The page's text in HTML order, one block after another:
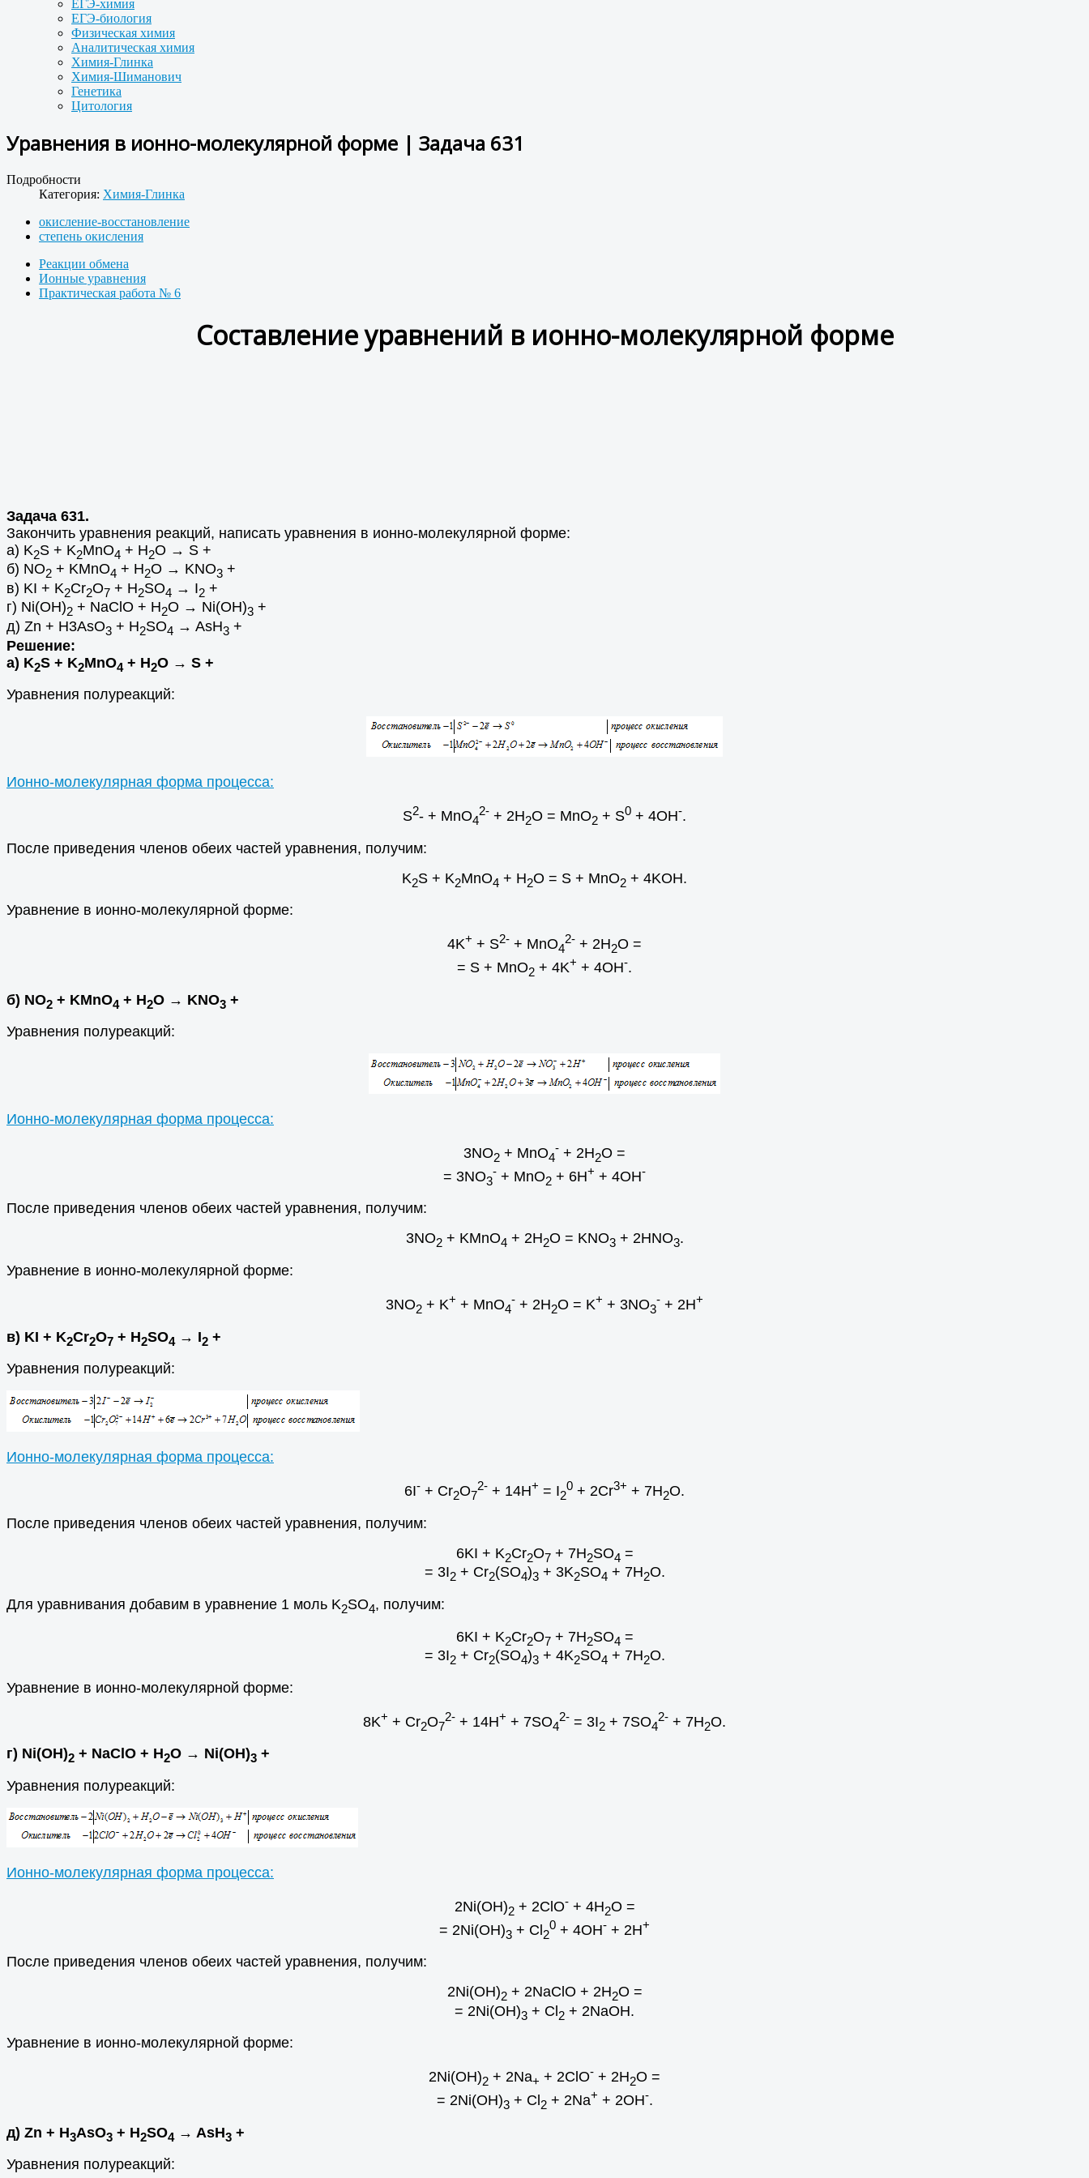
ЕГЭ-химия
ЕГЭ-биология
Физическая химия
Аналитическая химия
Химия-Глинка
Химия-Шиманович
Генетика
Цитология
Уравнения в ионно-молекулярной форме | Задача 631
Подробности
Категория: Химия-Глинка
окисление-восстановление
степень окисления
Реакции обмена
Ионные уравнения
Практическая работа № 6
Составление уравнений в ионно-молекулярной форме
Задача 631.
Закончить уравнения реакций, написать уравнения в ионно-молекулярной форме:
а) K2S + K2MnO4 + H2O → S +
б) NO2 + KMnO4 + H2O → KNO3 +
в) KI + K2Cr2O7 + H2SO4 → I2 +
г) Ni(OH)2 + NaClO + H2O → Ni(OH)3 +
д) Zn + H3AsO3 + H2SO4 → AsH3 +
Решение:
а) K2S + K2MnO4 + H2O → S +
Уравнения полуреакций:
Ионно-молекулярная форма процесса:
S2- + MnO4
2- + 2H2O = MnO2 + S0 + 4OH-.
После приведения членов обеих частей уравнения, получим:
K2S + K2MnO4 + H2O = S + MnO2 + 4KOH.
Уравнение в ионно-молекулярной форме:
4K+ + S2- + MnO4
2- + 2H2O =
= S + MnO2 + 4K+ + 4OH-.
б) NO2 + KMnO4 + H2O → KNO3 +
Уравнения полуреакций:
Ионно-молекулярная форма процесса:
3NO2 + MnO4
- + 2H2O =
= 3NO3
- + MnO2 + 6H+ + 4OH-
После приведения членов обеих частей уравнения, получим:
3NO2+ KMnO4 + 2H2O = KNO3+ 2HNO3.
Уравнение в ионно-молекулярной форме:
3NO2 + K+ + MnO4
- + 2H2O = K+ + 3NO3
- + 2H+
в) KI + K2Cr2O7 + H2SO4 → I2 +
Уравнения полуреакций:
Ионно-молекулярная форма процесса:
6I- + Cr2O7
2- + 14H+ = I2
0 + 2Cr3+ + 7H2O.
После приведения членов обеих частей уравнения, получим:
6KI + K2Cr2O7+ 7H2SO4 =
= 3I2+ Cr2(SO4)3+ 3K2SO4 + 7H2O.
Для уравнивания добавим в уравнение 1 моль K2SO4, получим:
6KI + K2Cr2O7+ 7H2SO4 =
= 3I2+ Cr2(SO4)3+ 4K2SO4 + 7H2O.
Уравнение в ионно-молекулярной форме:
8K+ + Cr2O7
2- + 14H+ + 7SO4
2- = 3I2 + 7SO4
2- + 7H2O.
г) Ni(OH)2 + NaClO + H2O → Ni(OH)3 +
Уравнения полуреакций:
Ионно-молекулярная форма процесса:
2Ni(OH)2+ 2ClO-+ 4H2O =
= 2Ni(OH)3 + Cl2
0 + 4OH- + 2H+
После приведения членов обеих частей уравнения, получим:
2Ni(OH)2+ 2NaClO + 2H2O =
= 2Ni(OH)3 + Cl2 + 2NaOH.
Уравнение в ионно-молекулярной форме:
2Ni(OH)2 + 2Na+ + 2ClO- + 2H2O =
= 2Ni(OH)3+ Cl2+ 2Na+ + 2OH-.
д) Zn + H3AsO3 + H2SO4 → AsH3 +
Уравнения полуреакций: